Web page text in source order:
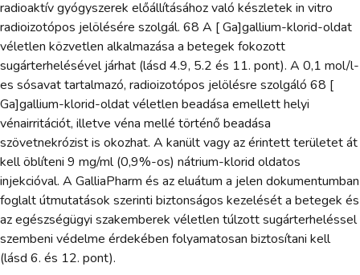
radioaktív gyógyszerek előállításához való készletek in vitro
radioizotópos jelölésére szolgál. 68 A [ Ga]gallium-klorid-oldat
véletlen közvetlen alkalmazása a betegek fokozott
sugárterhelésével járhat (lásd 4.9, 5.2 és 11. pont). A 0,1 mol/l-
es sósavat tartalmazó, radioizotópos jelölésre szolgáló 68 [
Ga]gallium-klorid-oldat véletlen beadása emellett helyi
vénairritációt, illetve véna mellé történő beadása
szövetnekrózist is okozhat. A kanült vagy az érintett területet át
kell öblíteni 9 mg/ml (0,9%-os) nátrium-klorid oldatos
injekcióval. A GalliaPharm és az eluátum a jelen dokumentumban
foglalt útmutatások szerinti biztonságos kezelését a betegek és
az egészségügyi szakemberek véletlen túlzott sugárterheléssel
szembeni védelme érdekében folyamatosan biztosítani kell
(lásd 6. és 12. pont).